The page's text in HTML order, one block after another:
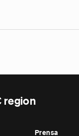
region
Prensa